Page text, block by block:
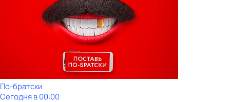
По-братски
Сегодня в 00:00